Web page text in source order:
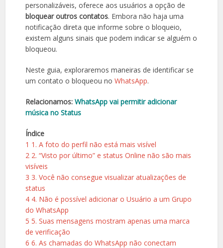
personalizáveis, oferece aos usuários a opção de
bloquear outros contatos. Embora não haja uma
notificação direta que informe sobre o bloqueio,
existem alguns sinais que podem indicar se alguém o
bloqueou.
Neste guia, exploraremos maneiras de identificar se
um contato o bloqueou noWhatsApp.
Relacionamos:WhatsApp vai permitir adicionar
música no Status
Índice
1 1. A foto do perfil não está mais visível
2 2. “Visto por último” e status Online não são mais
visíveis
3 3. Você não consegue visualizar atualizações de
status
4 4. Não é possível adicionar o Usuário a um Grupo
do WhatsApp
5 5. Suas mensagens mostram apenas uma marca
de verificação
6 6. As chamadas do WhatsApp não conectam